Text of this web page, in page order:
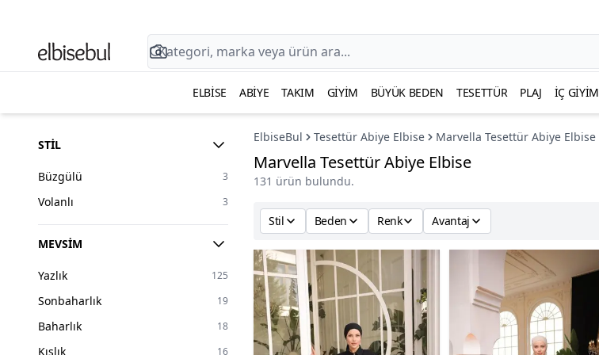
ELBISE ABIYE TAKIM GIYIM BÜYÜK BEDEN TESETTÜR PLAJ İÇ GIYIM
STIL
Büzgülü 3
Volanlı 3
MEVSIM
Yazlık 125
Sonbaharlık 19
Baharlık 18
Kışlık 16
ElbiseBul Tesettür Abiye Elbise Marvella Tesettür Abiye Elbise
Marvella Tesettür Abiye Elbise
131 ürün bulundu.
Stil Beden Renk Avantaj